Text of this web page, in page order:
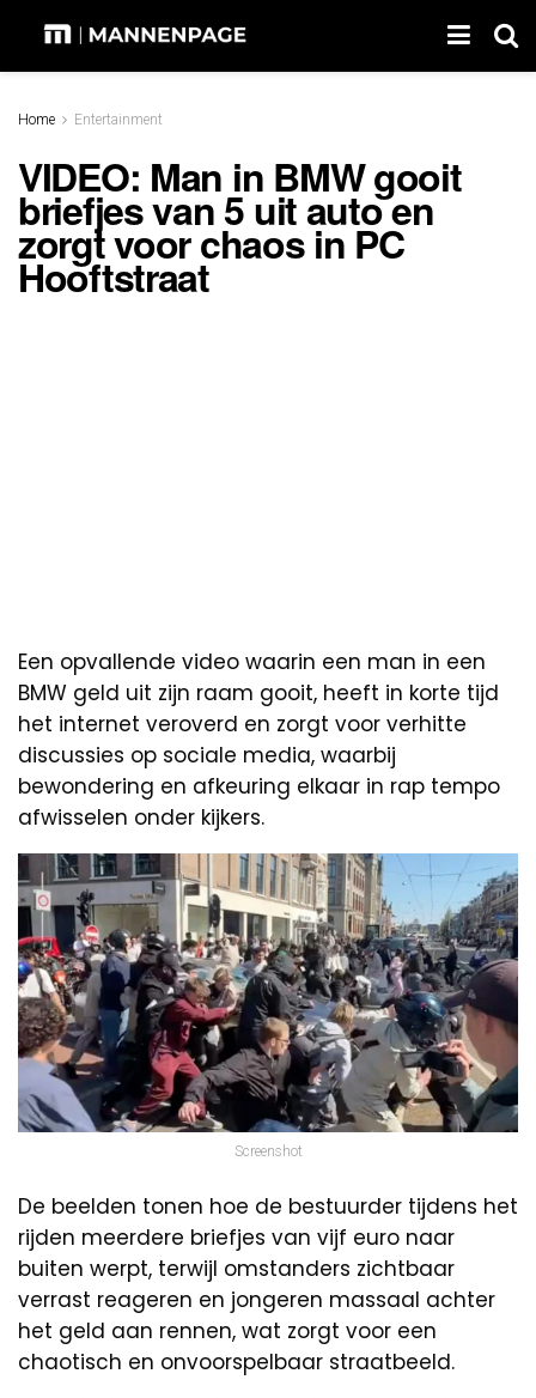
Home Entertainment
VIDEO: Man in BMW gooit
briefjes van 5 uit auto en
zorgt voor chaos in PC
Hooftstraat
Een opvallende video waarin een man in een
BMW geld uit zijn raam gooit, heeft in korte tijd
het internet veroverd en zorgt voor verhitte
discussies op sociale media, waarbij
bewondering en afkeuring elkaar in rap tempo
afwisselen onder kijkers.
Screenshot
De beelden tonen hoe de bestuurder tijdens het
rijden meerdere briefjes van vijf euro naar
buiten werpt, terwijl omstanders zichtbaar
verrast reageren en jongeren massaal achter
het geld aan rennen, wat zorgt voor een
chaotisch en onvoorspelbaar straatbeeld.